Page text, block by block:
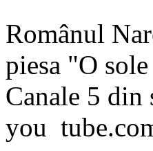
Românul
piesa "O
Canale 5 din
you